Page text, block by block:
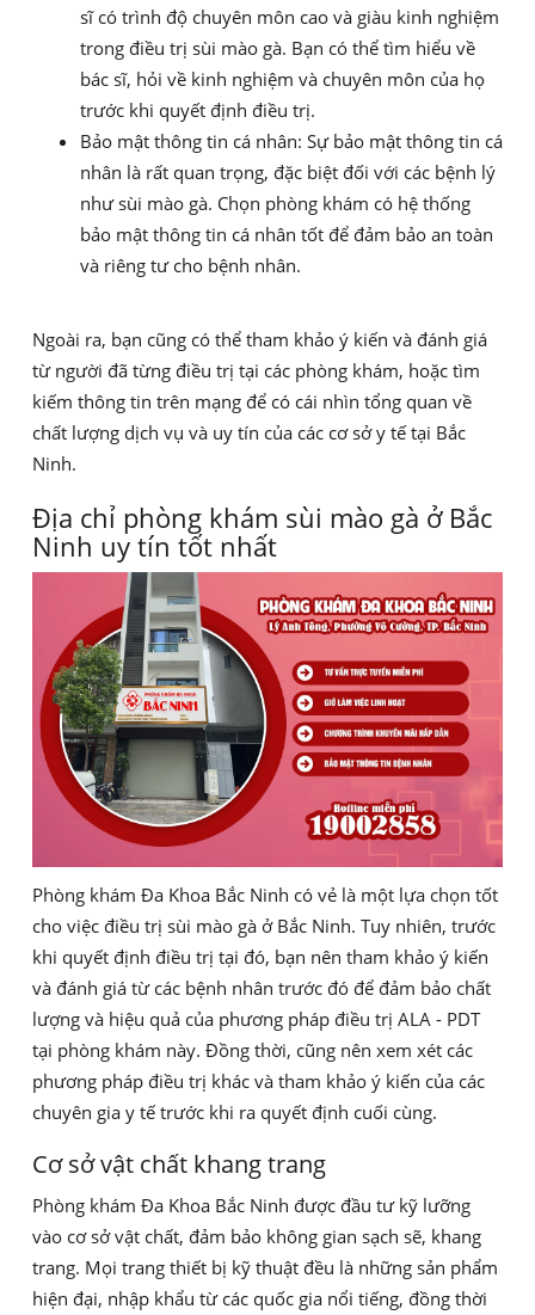
sĩ có trình độ chuyên môn cao và giàu kinh nghiệm
trong điều trị sùi mào gà. Bạn có thể tìm hiểu về
bác sĩ, hỏi về kinh nghiệm và chuyên môn của họ
trước khi quyết định điều trị.
Bảo mật thông tin cá nhân: Sự bảo mật thông tin cá
nhân là rất quan trọng, đặc biệt đối với các bệnh lý
như sùi mào gà. Chọn phòng khám có hệ thống
bảo mật thông tin cá nhân tốt để đảm bảo an toàn
và riêng tư cho bệnh nhân.
Ngoài ra, bạn cũng có thể tham khảo ý kiến và đánh giá
từ người đã từng điều trị tại các phòng khám, hoặc tìm
kiếm thông tin trên mạng để có cái nhìn tổng quan về
chất lượng dịch vụ và uy tín của các cơ sở y tế tại Bắc
Ninh.
Địa chỉ phòng khám sùi mào gà ở Bắc
Ninh uy tín tốt nhất
Phòng khám Đa Khoa Bắc Ninh có vẻ là một lựa chọn tốt
cho việc điều trị sùi mào gà ở Bắc Ninh. Tuy nhiên, trước
khi quyết định điều trị tại đó, bạn nên tham khảo ý kiến
và đánh giá từ các bệnh nhân trước đó để đảm bảo chất
lượng và hiệu quả của phương pháp điều trị ALA - PDT
tại phòng khám này. Đồng thời, cũng nên xem xét các
phương pháp điều trị khác và tham khảo ý kiến của các
chuyên gia y tế trước khi ra quyết định cuối cùng.
Cơ sở vật chất khang trang
Phòng khám Đa Khoa Bắc Ninh được đầu tư kỹ lưỡng
vào cơ sở vật chất, đảm bảo không gian sạch sẽ, khang
trang. Mọi trang thiết bị kỹ thuật đều là những sản phẩm
hiện đại, nhập khẩu từ các quốc gia nổi tiếng, đồng thời